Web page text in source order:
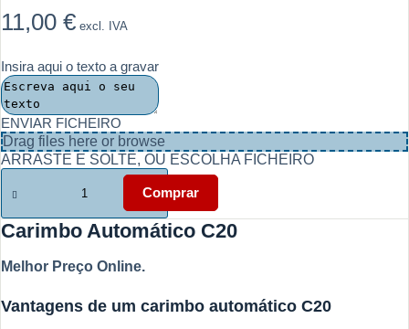
11,00 € excl. IVA
Insira aqui o texto a gravar
ENVIAR FICHEIRO
Drag files here or browse
ARRASTE E SOLTE, OU ESCOLHA FICHEIRO
Quantidade
de
Automático
C20
Melhor
Comprar
Carimbo Automático C20
Melhor Preço Online.
Vantagens de um carimbo automático C20